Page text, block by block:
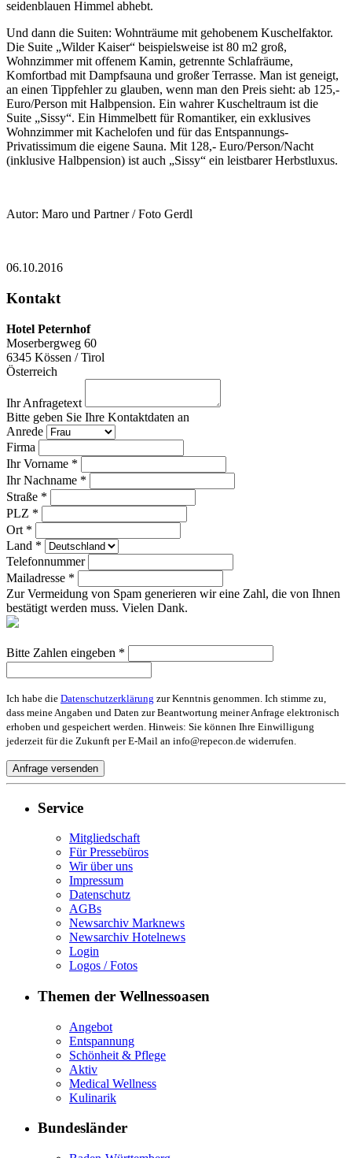
seidenblauen Himmel abhebt.
Und dann die Suiten: Wohnträume mit gehobenem Kuschelfaktor.
Die Suite „Wilder Kaiser“ beispielsweise ist 80 m2 groß,
Wohnzimmer mit offenem Kamin, getrennte Schlafräume,
Komfortbad mit Dampfsauna und großer Terrasse. Man ist geneigt,
an einen Tippfehler zu glauben, wenn man den Preis sieht: ab 125,-
Euro/Person mit Halbpension. Ein wahrer Kuscheltraum ist die
Suite „Sissy“. Ein Himmelbett für Romantiker, ein exklusives
Wohnzimmer mit Kachelofen und für das Entspannungs-
Privatissimum die eigene Sauna. Mit 128,- Euro/Person/Nacht
(inklusive Halbpension) ist auch „Sissy“ ein leistbarer Herbstluxus.
Autor: Maro und Partner / Foto Gerdl
06.10.2016
Kontakt
Hotel Peternhof
Moserbergweg 60
6345 Kössen / Tirol
Österreich
Ihr Anfragetext
Bitte geben Sie Ihre Kontaktdaten an
Anrede
Firma
Ihr Vorname *
Ihr Nachname *
Straße *
PLZ *
Ort *
Land *
Telefonnummer
Mailadresse *
Zur Vermeidung von Spam generieren wir eine Zahl, die von Ihnen
bestätigt werden muss. Vielen Dank.
Bitte Zahlen eingeben *
Ich habe die Datenschutzerklärung zur Kenntnis genommen. Ich stimme zu,
dass meine Angaben und Daten zur Beantwortung meiner Anfrage elektronisch
erhoben und gespeichert werden. Hinweis: Sie können Ihre Einwilligung
jederzeit für die Zukunft per E-Mail an info@repecon.de widerrufen.
Service
Mitgliedschaft
Für Pressebüros
Wir über uns
Impressum
Datenschutz
AGBs
Newsarchiv Marknews
Newsarchiv Hotelnews
Login
Logos / Fotos
Themen der Wellnessoasen
Angebot
Entspannung
Schönheit & Pflege
Aktiv
Medical Wellness
Kulinarik
Bundesländer